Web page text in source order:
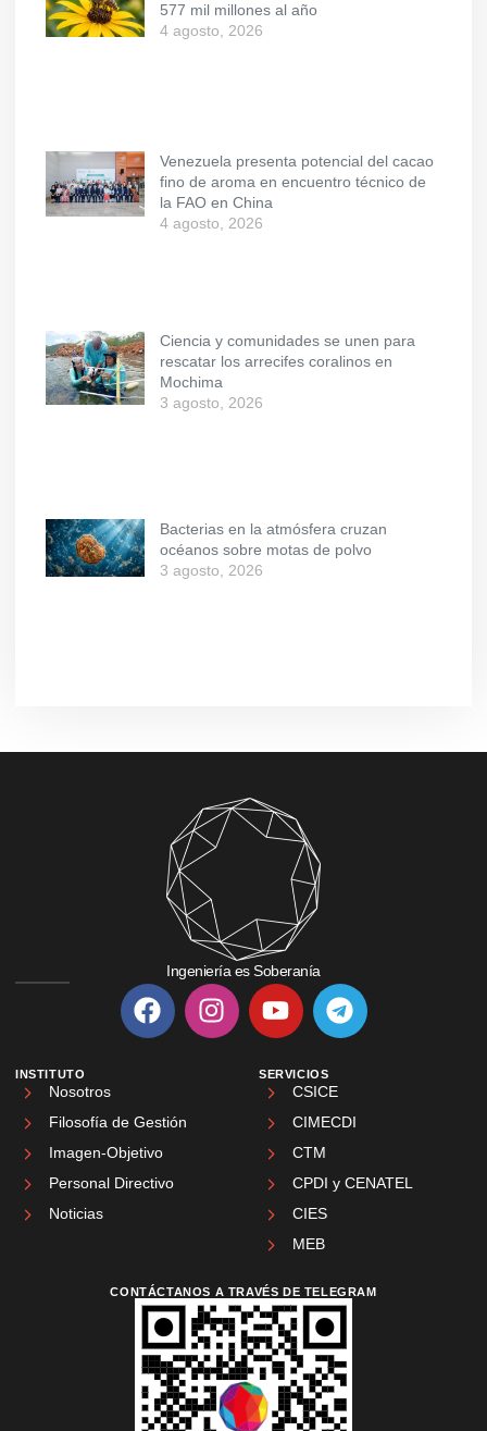
577 mil millones al año
4 agosto, 2026
Venezuela presenta potencial del cacao
fino de aroma en encuentro técnico de
la FAO en China
4 agosto, 2026
Ciencia y comunidades se unen para
rescatar los arrecifes coralinos en
Mochima
3 agosto, 2026
Bacterias en la atmósfera cruzan
océanos sobre motas de polvo
3 agosto, 2026
Ingeniería es Soberanía
INSTITUTO
Nosotros
Filosofía de Gestión
Imagen-Objetivo
Personal Directivo
Noticias
SERVICIOS
CSICE
CIMECDI
CTM
CPDI y CENATEL
CIES
MEB
CONTÁCTANOS A TRAVÉS DE TELEGRAM